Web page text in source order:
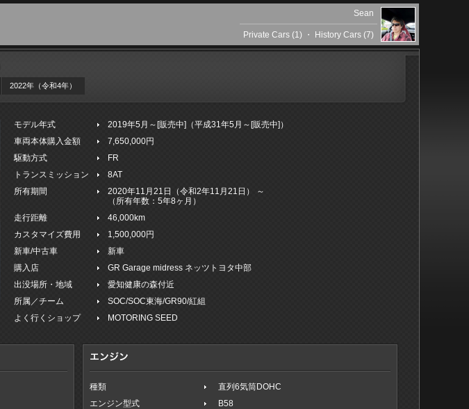
Sean
Private Cars (1) ・ History Cars (7)
2022年（令和4年）
モデル年式
2019年5月～[販売中]（平成31年5月～[販売中]）
車両本体購入金額
7,650,000円
駆動方式
FR
トランスミッション
8AT
所有期間
2020年11月21日（令和2年11月21日） ～
（所有年数：5年8ヶ月）
走行距離
46,000km
カスタマイズ費用
1,500,000円
新車/中古車
新車
購入店
GR Garage midress ネッツトヨタ中部
出没場所・地域
愛知健康の森付近
所属／チーム
SOC/SOC東海/GR90/紅組
よく行くショップ
MOTORING SEED
種類
直列6気筒DOHC
エンジン型式
B58